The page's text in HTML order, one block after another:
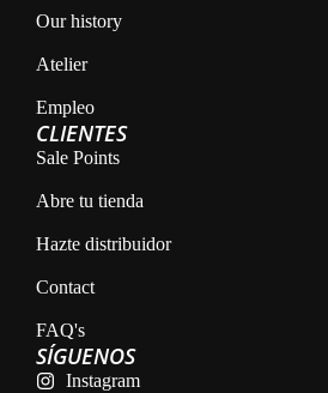
Our history
Atelier
Empleo
CLIENTES
Sale Points
Abre tu tienda
Hazte distribuidor
Contact
FAQ's
SÍGUENOS
Instagram